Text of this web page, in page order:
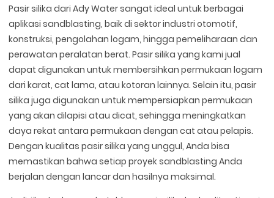
Pasir silika dari Ady Water sangat ideal untuk berbagai
aplikasi sandblasting, baik di sektor industri otomotif,
konstruksi, pengolahan logam, hingga pemeliharaan dan
perawatan peralatan berat. Pasir silika yang kami jual
dapat digunakan untuk membersihkan permukaan logam
dari karat, cat lama, atau kotoran lainnya. Selain itu, pasir
silika juga digunakan untuk mempersiapkan permukaan
yang akan dilapisi atau dicat, sehingga meningkatkan
daya rekat antara permukaan dengan cat atau pelapis.
Dengan kualitas pasir silika yang unggul, Anda bisa
memastikan bahwa setiap proyek sandblasting Anda
berjalan dengan lancar dan hasilnya maksimal.